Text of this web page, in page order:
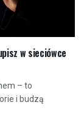
w sieciówce
– to
i budzą